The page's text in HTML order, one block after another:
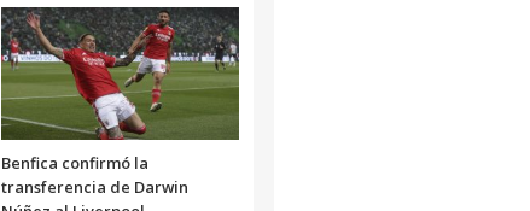
Benfica confirmó la
transferencia de Darwin